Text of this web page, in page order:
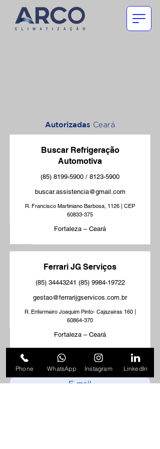
Autorizadas Ceará
Buscar Refrigeração
Automotiva
(85) 8199-5900 / 8123-5900
buscar.assistencia@gmail.com
R. Francisco Martiniano Barbosa, 1126 | CEP
60833-375
Fortaleza – Ceará
Ferrari JG Serviços
(85) 34443241 (85) 9984-19722
gestao@ferrarijgservicos.com.br
R. Enfermeiro Joaquim Pinto- Cajazeiras 160 |
60864-370
Fortaleza – Ceará
Phone WhatsApp Instagram LinkedIn